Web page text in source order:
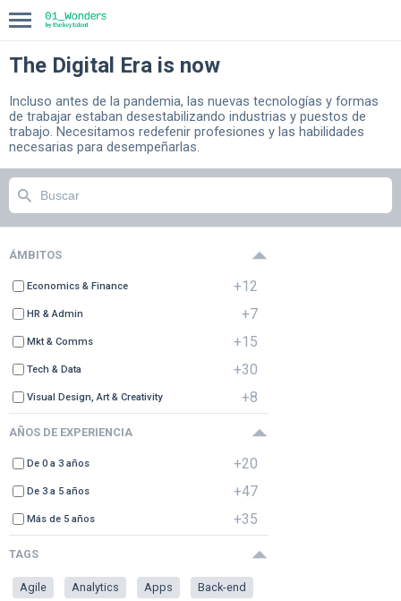
INICIO
COMPASS
The Digital Era is now
Incluso antes de la pandemia, las nuevas tecnologías y formas
de trabajar estaban desestabilizando industrias y puestos de
trabajo. Necesitamos redefenir profesiones y las habilidades
necesarias para desempeñarlas.
ÁMBITOS
Economics & Finance +12
HR & Admin +7
Mkt & Comms +15
Tech & Data +30
Visual Design, Art & Creativity +8
AÑOS DE EXPERIENCIA
De 0 a 3 años +20
De 3 a 5 años +47
Más de 5 años +35
TAGS
Agile Analytics Apps Back-end